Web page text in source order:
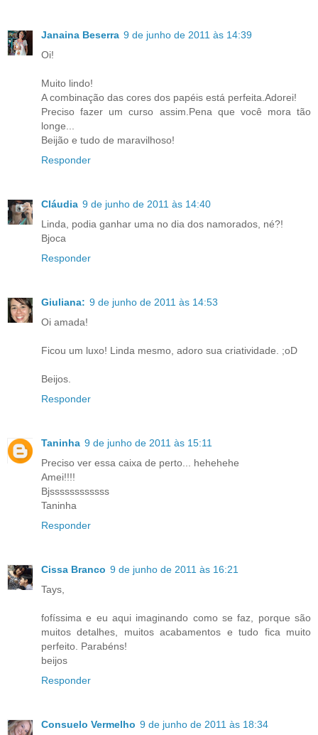
Janaina Beserra 9 de junho de 2011 às 14:39
Oi!
Muito lindo!
A combinação das cores dos papéis está perfeita.Adorei!
Preciso fazer um curso assim.Pena que você mora tão
longe...
Beijão e tudo de maravilhoso!
Responder
Cláudia 9 de junho de 2011 às 14:40
Linda, podia ganhar uma no dia dos namorados, né?!
Bjoca
Responder
Giuliana: 9 de junho de 2011 às 14:53
Oi amada!
Ficou um luxo! Linda mesmo, adoro sua criatividade. ;oD
Beijos.
Responder
Taninha 9 de junho de 2011 às 15:11
Preciso ver essa caixa de perto... hehehehe
Amei!!!!
Bjssssssssssss
Taninha
Responder
Cissa Branco 9 de junho de 2011 às 16:21
Tays,
fofíssima e eu aqui imaginando como se faz, porque são
muitos detalhes, muitos acabamentos e tudo fica muito
perfeito. Parabéns!
beijos
Responder
Consuelo Vermelho 9 de junho de 2011 às 18:34